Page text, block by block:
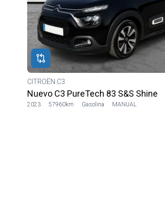
CITROËN C3
Nuevo C3 PureTech 83 S&S Shine
2023 57960km Gasolina MANUAL